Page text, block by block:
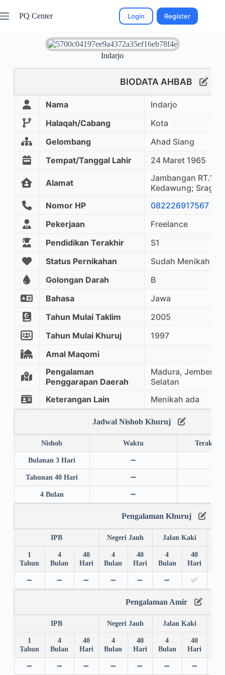
PQ Center Login Register
Indarjo
BIODATA AHBAB
Nama
Indarjo
Halaqah/Cabang
Kota
Gelombang
Ahad Siang
Tempat/Tanggal Lahir
24 Maret 1965
Alamat
Jambangan RT.14;
Kedawung; Sragen
Nomor HP
082226917567
Pekerjaan
Freelance
Pendidikan Terakhir
S1
Status Pernikahan
Sudah Menikah
Golongan Darah
B
Bahasa
Jawa
Tahun Mulai Taklim
2005
Tahun Mulai Khuruj
1997
Amal Maqomi
Pengalaman
Penggarapan Daerah
Madura, Jember,
Selatan
Keterangan Lain
Menikah ada
Jadwal Nishob Khuruj
Nishob Waktu Terakhir
Bulanan 3 Hari ➖
Tahunan 40 Hari ➖
4 Bulan ➖
Pengalaman Khuruj
IPB Negeri Jauh Jalan Kaki
1
Tahun
4
Bulan
40
Hari
4
Bulan
40
Hari
4
Bulan
40
Hari
➖ ➖ ➖ ➖ ➖ ➖ ✅
Pengalaman Amir
IPB Negeri Jauh Jalan Kaki
1
Tahun
4
Bulan
40
Hari
4
Bulan
40
Hari
4
Bulan
40
Hari
➖ ➖ ➖ ➖ ➖ ➖ ➖